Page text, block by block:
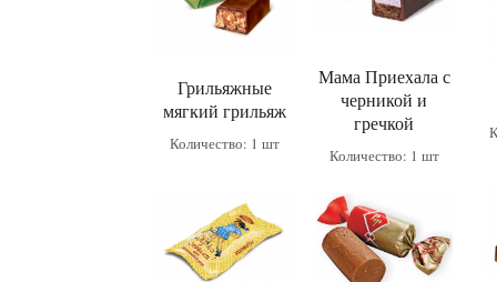
Грильяжные
мягкий грильяж
Количество: 1 шт
Мама Приехала с
черникой и
гречкой
Количество: 1 шт